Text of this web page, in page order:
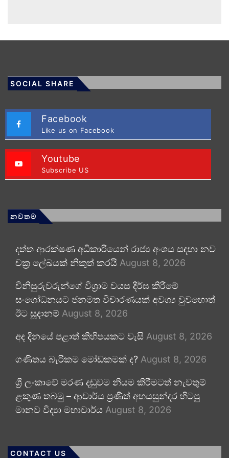
SOCIAL SHARE
Facebook
Like us on Facebook
Youtube
Subscribe US
නවතම
දත්ත ආරක්ෂණ අධිකාරියෙන් රාජ්‍ය අංශය සඳහා නව
චක්‍ර ලේඛයක් නිකුත් කරයි August 8, 2026
විනිසුරුවරුන්ගේ විශ්‍රාම වයස දීර්ඝ කිරීමේ
සංශෝධනයට ජනමත විචාරණයක් අවශ්‍ය වුවහොත්
ඊට සූදානම් August 8, 2026
අද දිනයේ පළාත් කිහිපයකට වැසි August 8, 2026
ගණිතය බැරිකම මෝඩකමක් ද? August 8, 2026
ශ්‍රී ලංකාවේ මරණ දඬුවම නියම කිරීමටත් නැවතුම්
ළකුණ තබමු – ආචාර්ය ප්‍රණීත් අභයසුන්දර හිටපු
මානව විද්‍යා මහාචාර්ය August 8, 2026
CONTACT US